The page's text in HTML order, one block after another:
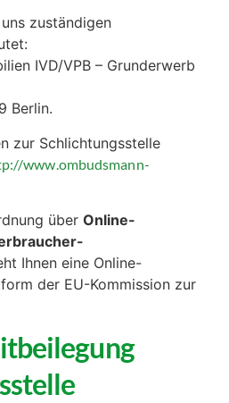
zuständigen
IVD/VPB – Grunderwerb
Berlin.
zur Schlichtungsstelle
www.ombudsmann-
über Online-
Ihnen eine Online-
der EU-Kommission zur